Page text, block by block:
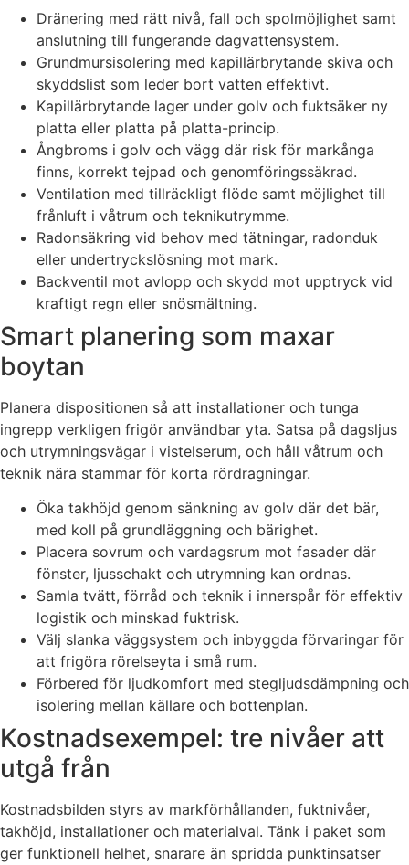
Dränering med rätt nivå, fall och spolmöjlighet samt
anslutning till fungerande dagvattensystem.
Grundmursisolering med kapillärbrytande skiva och
skyddslist som leder bort vatten effektivt.
Kapillärbrytande lager under golv och fuktsäker ny
platta eller platta på platta-princip.
Ångbroms i golv och vägg där risk för markånga
finns, korrekt tejpad och genomföringssäkrad.
Ventilation med tillräckligt flöde samt möjlighet till
frånluft i våtrum och teknikutrymme.
Radonsäkring vid behov med tätningar, radonduk
eller undertryckslösning mot mark.
Backventil mot avlopp och skydd mot upptryck vid
kraftigt regn eller snösmältning.
Smart planering som maxar
boytan
Planera dispositionen så att installationer och tunga
ingrepp verkligen frigör användbar yta. Satsa på dagsljus
och utrymningsvägar i vistelserum, och håll våtrum och
teknik nära stammar för korta rördragningar.
Öka takhöjd genom sänkning av golv där det bär,
med koll på grundläggning och bärighet.
Placera sovrum och vardagsrum mot fasader där
fönster, ljusschakt och utrymning kan ordnas.
Samla tvätt, förråd och teknik i innerspår för effektiv
logistik och minskad fuktrisk.
Välj slanka väggsystem och inbyggda förvaringar för
att frigöra rörelseyta i små rum.
Förbered för ljudkomfort med stegljudsdämpning och
isolering mellan källare och bottenplan.
Kostnadsexempel: tre nivåer att
utgå från
Kostnadsbilden styrs av markförhållanden, fuktnivåer,
takhöjd, installationer och materialval. Tänk i paket som
ger funktionell helhet, snarare än spridda punktinsatser